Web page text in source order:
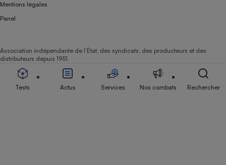
Mentions légales
Panel
Association indépendante de l’État, des syndicats, des producteurs et des
distributeurs depuis 1951.
Tests Actus Services Nos combats Rechercher